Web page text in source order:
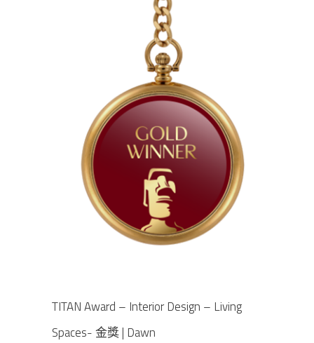
TITAN Award – Interior Design – Living
Spaces- 金獎 | Dawn